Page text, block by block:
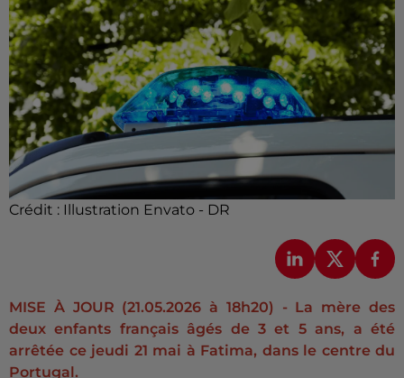
Crédit : Illustration Envato - DR
MISE À JOUR (21.05.2026 à 18h20) - La mère des
deux enfants français âgés de 3 et 5 ans, a été
arrêtée ce jeudi 21 mai à Fatima, dans le centre du
Portugal.